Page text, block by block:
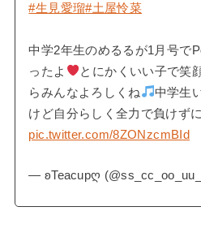
#生見愛瑠#土屋怜菜
中学2年生のめるるが1月号で
ったよ
とにかくいい子で笑
らみんなよろしくね
中学生
けど自分らしく全力で負けず
pic.twitter.com/8ZONzcmBId
— ʚTeacupღ